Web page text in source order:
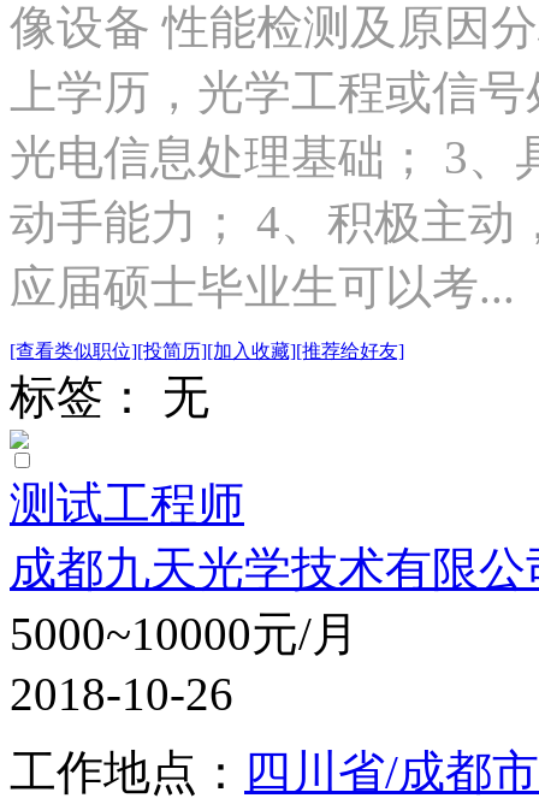
像设备 性能检测及原因
上学历，光学工程或信
光电信息处理基础； 3
动手能力； 4、积极主动
应届硕士毕业生可以考...
[查看类似职位][投简历][加入收藏][推荐给好友]
标签： 无
测试工程师
成都九天光学技术有限公
5000~10000元/月
2018-10-26
工作地点： 四川省/成都市